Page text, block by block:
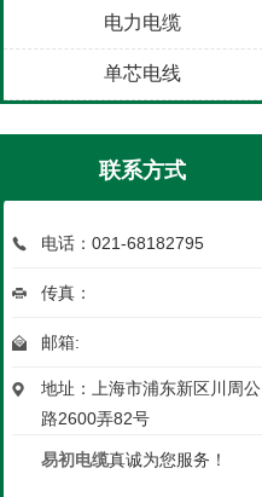
电力电缆
单芯电线
联系方式
电话：021-68182795
传真：
邮箱:
地址：上海市浦东新区川周公
路2600弄82号
易初电缆真诚为您服务！